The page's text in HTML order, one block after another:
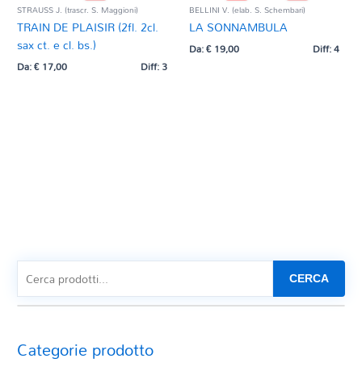
STRAUSS J. (trascr. S. Maggioni)
TRAIN DE PLAISIR (2fl. 2cl.
sax ct. e cl. bs.)
Da:€17,00 Diff: 3
BELLINI V. (elab. S. Schembari)
LA SONNAMBULA
Da:€19,00 Diff: 4
CERCA
Categorie prodotto